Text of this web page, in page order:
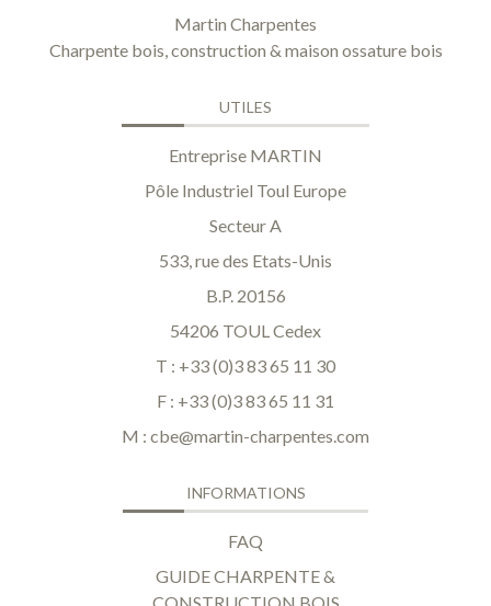
Martin Charpentes
Charpente bois, construction & maison ossature bois
UTILES
Entreprise MARTIN
Pôle Industriel Toul Europe
Secteur A
533, rue des Etats-Unis
B.P. 20156
54206 TOUL Cedex
T : +33 (0)3 83 65 11 30
F : +33 (0)3 83 65 11 31
M : cbe@martin-charpentes.com
INFORMATIONS
FAQ
GUIDE CHARPENTE &